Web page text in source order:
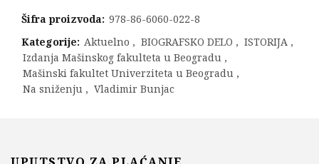
Šifra proizvoda: 978-86-6060-022-8
Kategorije: Aktuelno , BIOGRAFSKO DELO , ISTORIJA ,
Izdanja Mašinskog fakulteta u Beogradu ,
Mašinski fakultet Univerziteta u Beogradu ,
Na sniženju , Vladimir Bunjac